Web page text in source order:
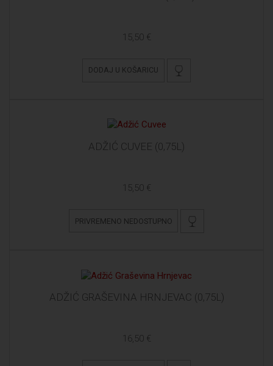
15,50 €
DODAJ U KOŠARICU
ADŽIĆ CUVEE (0,75L)
15,50 €
PRIVREMENO NEDOSTUPNO
ADŽIĆ GRAŠEVINA HRNJEVAC (0,75L)
16,50 €